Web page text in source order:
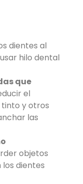
dientes al
hilo dental
que
el
tinto y otros
las
objetos
dientes